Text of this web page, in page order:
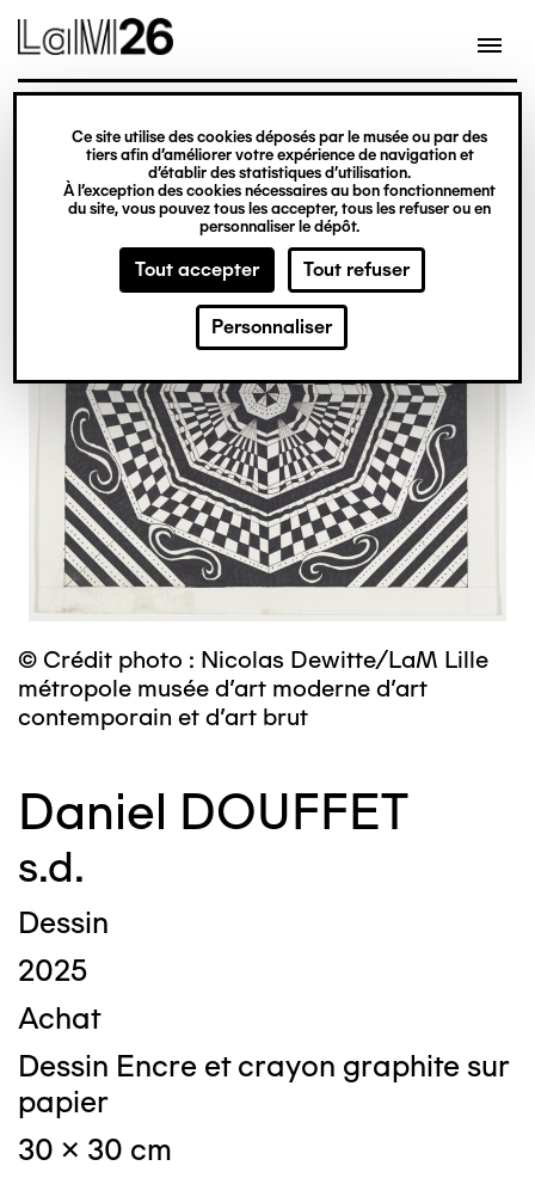
Gestion des cookies
Ce site utilise des cookies déposés par le musée ou par des
tiers afin d’améliorer votre expérience de navigation et
d’établir des statistiques d’utilisation.
À l’exception des cookies nécessaires au bon fonctionnement
du site, vous pouvez tous les accepter, tous les refuser ou en
personnaliser le dépôt.
Tout accepter Tout refuser
Personnaliser
contenu
© Crédit photo : Nicolas Dewitte/LaM Lille
métropole musée d’art moderne d’art
contemporain et d’art brut
Daniel DOUFFET
s.d.
Dessin
2025
Achat
Dessin Encre et crayon graphite sur
papier
30 x 30 cm